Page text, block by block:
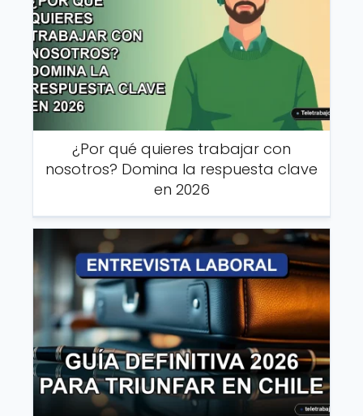
¿Por qué quieres trabajar con
nosotros? Domina la respuesta clave
en 2026